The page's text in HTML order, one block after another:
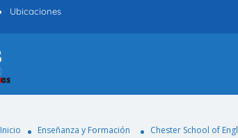
Ubicaciones
Inicio Enseñanza y Formación Chester School of